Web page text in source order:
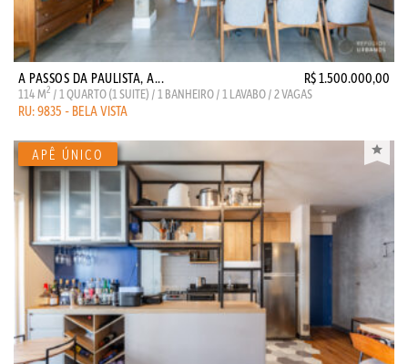
A PASSOS DA PAULISTA, A... R$ 1.500.000,00
114 M2 / 1 QUARTO (1 SUITE) / 1 BANHEIRO / 1 LAVABO / 2 VAGAS
RU: 9835 - BELA VISTA